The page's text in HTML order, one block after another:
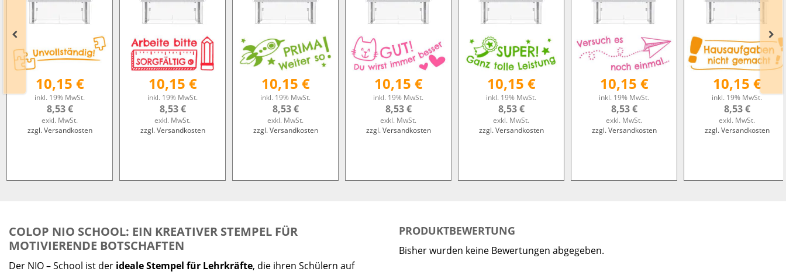
10,15 €
inkl. 19% MwSt.
8,53 €
exkl. MwSt.
zzgl. Versandkosten
10,15 €
inkl. 19% MwSt.
8,53 €
exkl. MwSt.
zzgl. Versandkosten
10,15 €
inkl. 19% MwSt.
8,53 €
exkl. MwSt.
zzgl. Versandkosten
10,15 €
inkl. 19% MwSt.
8,53 €
exkl. MwSt.
zzgl. Versandkosten
10,15 €
inkl. 19% MwSt.
8,53 €
exkl. MwSt.
zzgl. Versandkosten
10,15 €
inkl. 19% MwSt.
8,53 €
exkl. MwSt.
zzgl. Versandkosten
10,15 €
inkl. 19% MwSt.
8,53 €
exkl. MwSt.
zzgl. Versandkosten
COLOP NIO SCHOOL: EIN KREATIVER STEMPEL FÜR
MOTIVIERENDE BOTSCHAFTEN
Der NIO – School ist der ideale Stempel für Lehrkräfte, die ihren Schülern auf
PRODUKTBEWERTUNG
Bisher wurden keine Bewertungen abgegeben.